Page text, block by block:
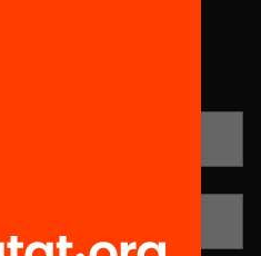
han triat Equitat. Rep
per millorar la